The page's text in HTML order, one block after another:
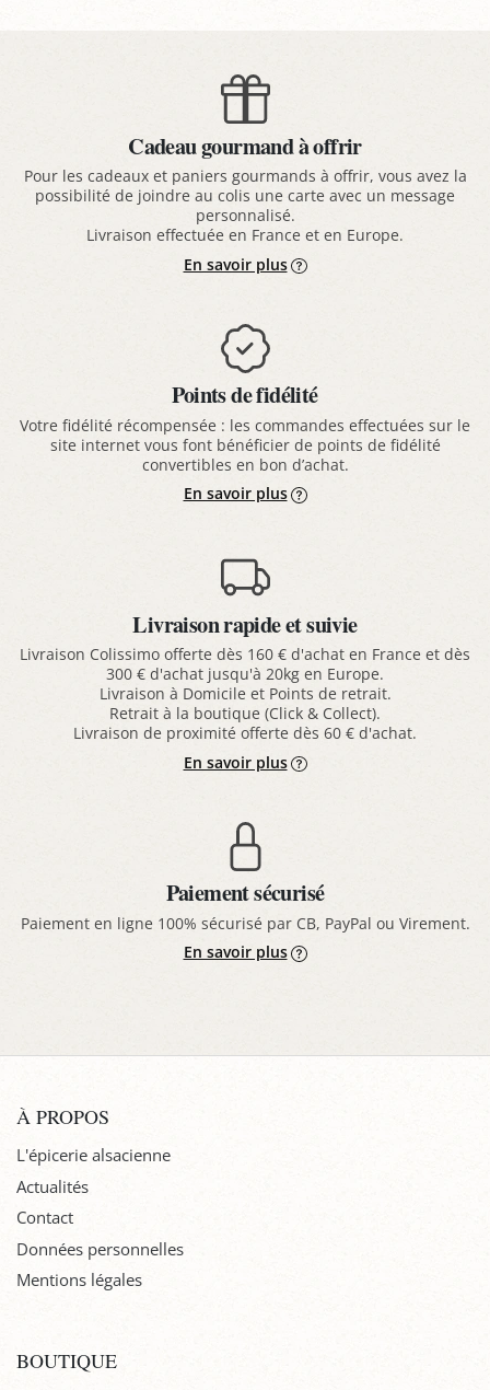
Cadeau gourmand à offrir
Pour les cadeaux et paniers gourmands à offrir, vous avez la
possibilité de joindre au colis une carte avec un message
personnalisé.
Livraison effectuée en France et en Europe.
En savoir plus
Points de fidélité
Votre fidélité récompensée : les commandes effectuées sur le
site internet vous font bénéficier de points de fidélité
convertibles en bon d’achat.
En savoir plus
Livraison rapide et suivie
Livraison Colissimo offerte dès 160 € d'achat en France et dès
300 € d'achat jusqu'à 20kg en Europe.
Livraison à Domicile et Points de retrait.
Retrait à la boutique (Click & Collect).
Livraison de proximité offerte dès 60 € d'achat.
En savoir plus
Paiement sécurisé
Paiement en ligne 100% sécurisé par CB, PayPal ou Virement.
En savoir plus
À PROPOS
L'épicerie alsacienne
Actualités
Contact
Données personnelles
Mentions légales
BOUTIQUE